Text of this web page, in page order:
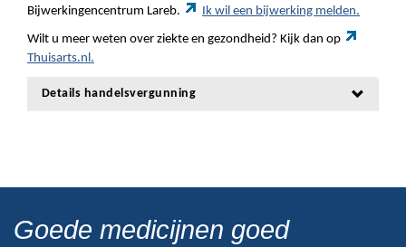
Bijwerkingencentrum Lareb.
Ik wil een bijwerking melden.
Wilt u meer weten over ziekte en gezondheid? Kijk dan op
Thuisarts.nl.
Details handelsvergunning
Goede medicijnen goed